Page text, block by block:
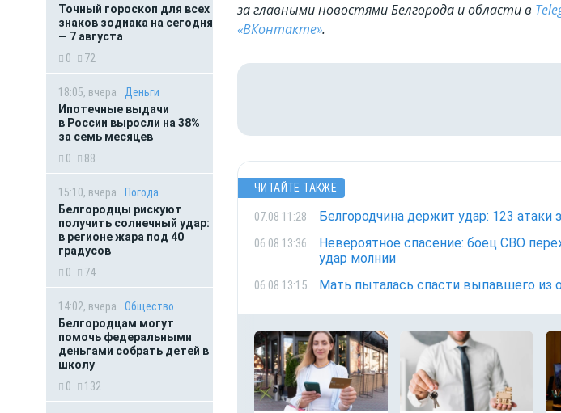
Точный гороскоп для всех
знаков зодиака на сегодня
— 7 августа
0
72
18:05, вчера
Деньги
Ипотечные выдачи
в России выросли на 38%
за семь месяцев
0
88
15:10, вчера
Погода
Белгородцы рискуют
получить солнечный удар:
в регионе жара под 40
градусов
0
74
14:02, вчера
Общество
Белгородцам могут
помочь федеральными
деньгами собрать детей в
школу
0
132
за главными новостями Белгорода и области в
«ВКонтакте».
ЧИТАЙТЕ ТАКЖЕ
07.08 11:28 Белгородчина держит удар: 123
06.08 13:36
Невероятное спасение: боец СВО
удар молнии
06.08 13:15 Мать пыталась спасти выпавшего из